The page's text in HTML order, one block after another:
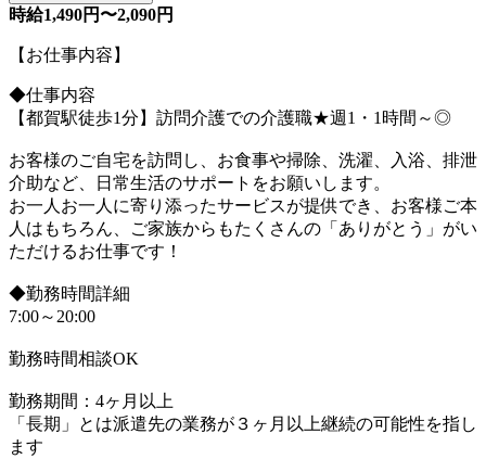
時給1,490円〜2,090円
【お仕事内容】
◆仕事内容
【都賀駅徒歩1分】訪問介護での介護職★週1・1時間～◎
お客様のご自宅を訪問し、お食事や掃除、洗濯、入浴、排泄
介助など、日常生活のサポートをお願いします。
お一人お一人に寄り添ったサービスが提供でき、お客様ご本
人はもちろん、ご家族からもたくさんの「ありがとう」がい
ただけるお仕事です！
◆勤務時間詳細
7:00～20:00
勤務時間相談OK
勤務期間：4ヶ月以上
「長期」とは派遣先の業務が３ヶ月以上継続の可能性を指し
ます